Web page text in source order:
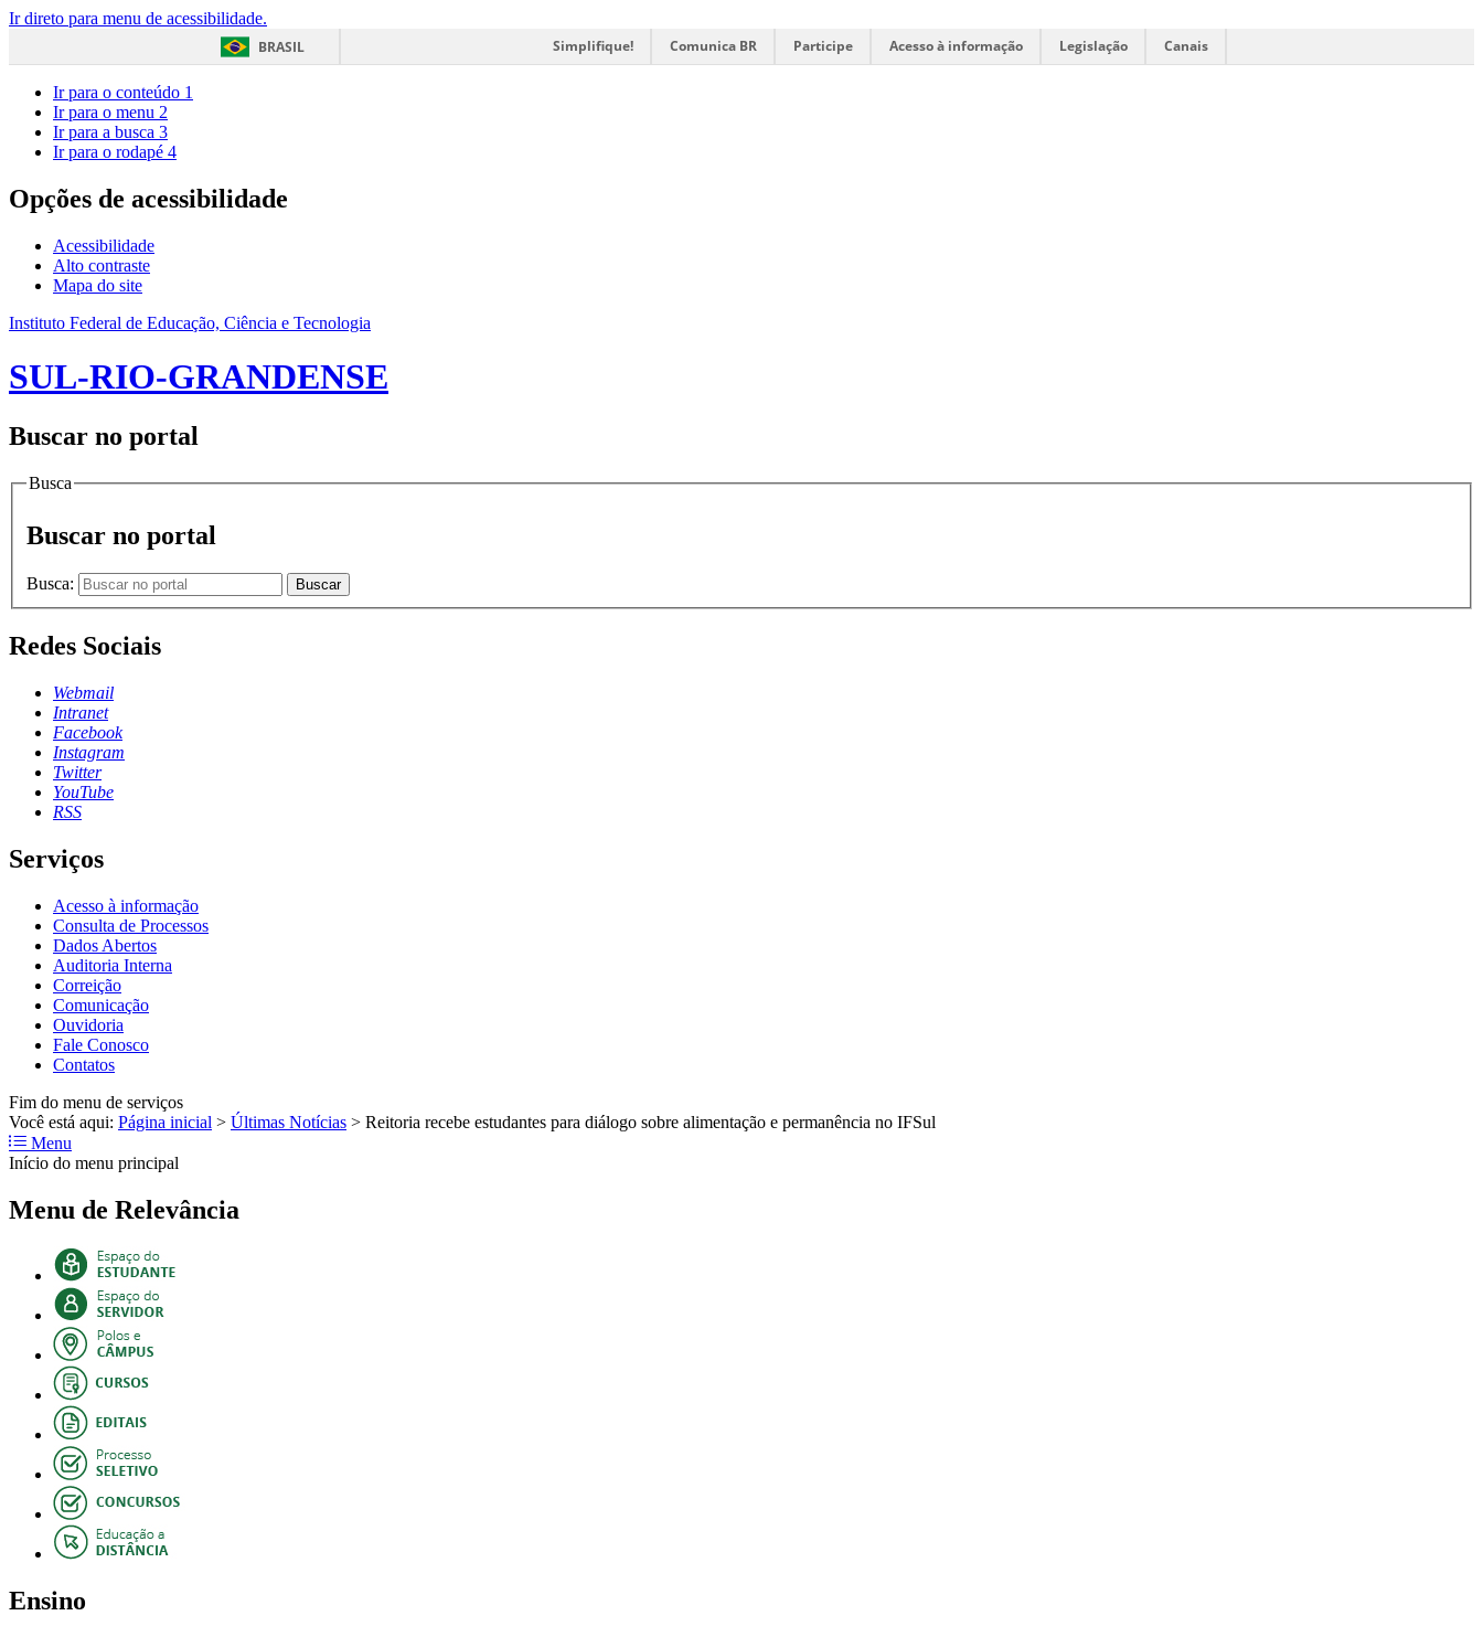
Ir direto para menu de acessibilidade.
BRASIL
Simplifique! Comunica BR Participe Acesso à informação Legislação Canais
Ir para o conteúdo 1
Ir para o menu 2
Ir para a busca 3
Ir para o rodapé 4
Opções de acessibilidade
Acessibilidade
Alto contraste
Mapa do site
Instituto Federal de Educação, Ciência e Tecnologia
SUL-RIO-GRANDENSE
Buscar no portal
Busca
Buscar no portal
Busca: Buscar
Redes Sociais
Webmail
Intranet
Facebook
Instagram
Twitter
YouTube
RSS
Serviços
Acesso à informação
Consulta de Processos
Dados Abertos
Auditoria Interna
Correição
Comunicação
Ouvidoria
Fale Conosco
Contatos
Fim do menu de serviços
Você está aqui: Página inicial > Últimas Notícias > Reitoria recebe estudantes para diálogo sobre alimentação e permanência no IFSul
Menu
Início do menu principal
Menu de Relevância
Ensino